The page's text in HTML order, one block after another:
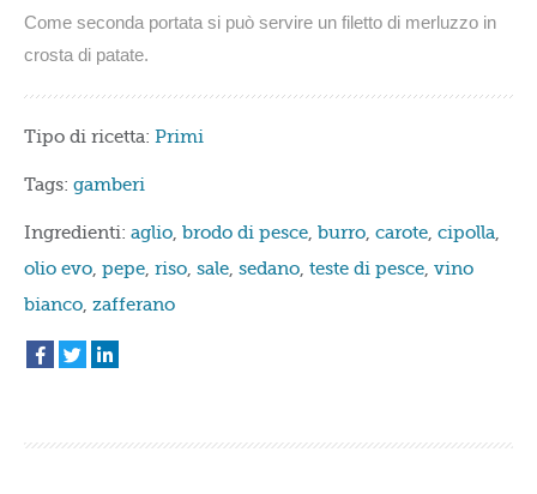
Come seconda portata si può servire un filetto di merluzzo in
crosta di patate.
Tipo di ricetta: Primi
Tags: gamberi
Ingredienti: aglio, brodo di pesce, burro, carote, cipolla,
olio evo, pepe, riso, sale, sedano, teste di pesce, vino
bianco, zafferano